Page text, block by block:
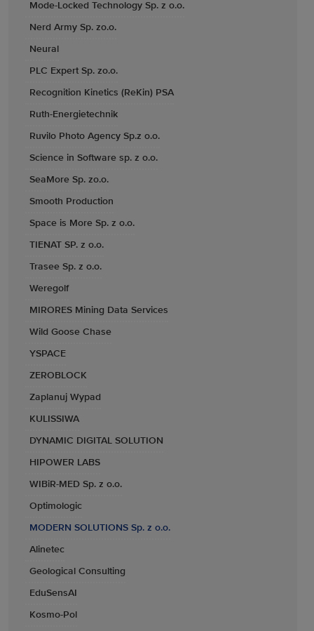
Mode-Locked Technology Sp. z o.o.
Nerd Army Sp. zo.o.
Neural
PLC Expert Sp. zo.o.
Recognition Kinetics (ReKin) PSA
Ruth-Energietechnik
Ruvilo Photo Agency Sp.z o.o.
Science in Software sp. z o.o.
SeaMore Sp. zo.o.
Smooth Production
Space is More Sp. z o.o.
TIENAT SP. z o.o.
Trasee Sp. z o.o.
Weregolf
MIRORES Mining Data Services
Wild Goose Chase
YSPACE
ZEROBLOCK
Zaplanuj Wypad
KULISSIWA
DYNAMIC DIGITAL SOLUTION
HIPOWER LABS
WIBiR-MED Sp. z o.o.
Optimologic
MODERN SOLUTIONS Sp. z o.o.
Alinetec
Geological Consulting
EduSensAI
Kosmo-Pol